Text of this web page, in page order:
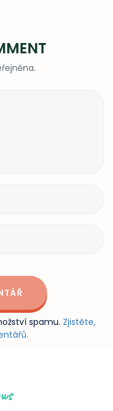
spamu. Zjistěte,